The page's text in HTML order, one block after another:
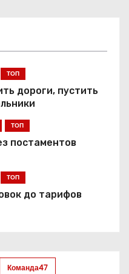
ТОП
дороги, пустить
ТОП
постаментов
ТОП
до тарифов
Команда47